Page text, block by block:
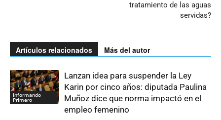
tratamiento de las aguas
servidas?
Artículos relacionados Más del autor
Informando
Primero
Lanzan idea para suspender la Ley
Karin por cinco años: diputada Paulina
Muñoz dice que norma impactó en el
empleo femenino